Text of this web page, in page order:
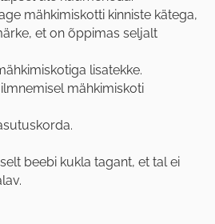
mähkimiskotti kinniste kätega,
et on õppimas seljalt
lisatekke.
mähkimiskoti
beebi kukla tagant, et tal ei